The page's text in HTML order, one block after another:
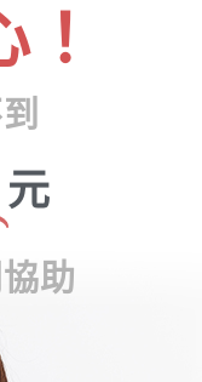
元
助